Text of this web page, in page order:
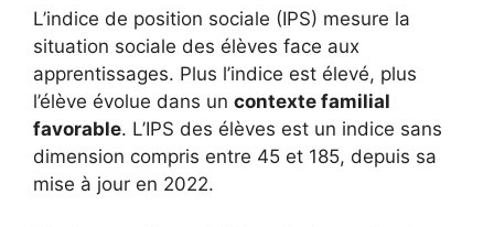
L’indice de position sociale (IPS) mesure la
situation sociale des élèves face aux
apprentissages. Plus l’indice est élevé, plus
l’élève évolue dans un contexte familial
favorable. L’IPS des élèves est un indice sans
dimension compris entre 45 et 185, depuis sa
mise à jour en 2022.